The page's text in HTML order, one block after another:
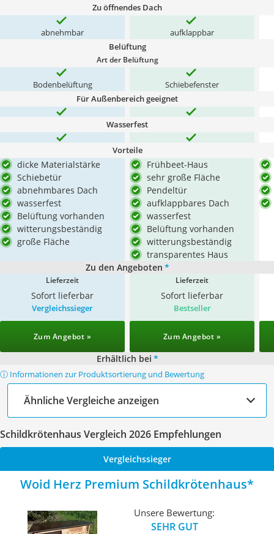
Zu öffnendes Dach
abnehmbar aufklappbar
Belüftung
Art der Belüftung
Bodenbelüftung Schiebefenster
Für Außenbereich geeignet
Wasserfest
Vorteile
dicke Materialstärke
Schiebetür
abnehmbares Dach
wasserfest
Belüftung vorhanden
witterungsbeständig
große Fläche
Frühbeet-Haus
sehr große Fläche
Pendeltür
aufklappbares Dach
wasserfest
Belüftung vorhanden
witterungsbeständig
transparentes Haus
Zu den Angeboten *
Lieferzeit
Sofort lieferbar
Lieferzeit
Sofort lieferbar
Vergleichssieger
Zum Angebot »
Bestseller
Zum Angebot »
Erhältlich bei *
ⓘ Informationen zur Produktsortierung und Bewertung
Ähnliche Vergleiche anzeigen
Schildkrötenhaus Vergleich 2026 Empfehlungen
Vergleichssieger
Woid Herz Premium Schildkrötenhaus
Unsere Bewertung:
SEHR GUT